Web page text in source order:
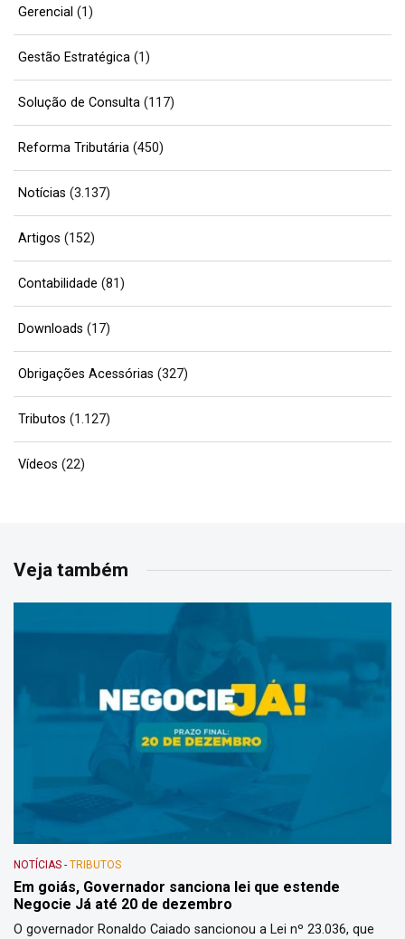
Gerencial (1)
Gestão Estratégica (1)
Solução de Consulta (117)
Reforma Tributária (450)
Notícias (3.137)
Artigos (152)
Contabilidade (81)
Downloads (17)
Obrigações Acessórias (327)
Tributos (1.127)
Vídeos (22)
Veja também
NOTÍCIAS - TRIBUTOS
Em goiás, Governador sanciona lei que estende
Negocie Já até 20 de dezembro
O governador Ronaldo Caiado sancionou a Lei nº 23.036, que